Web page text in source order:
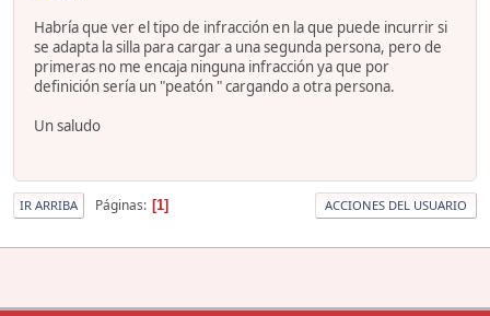
Habría que ver el tipo de infracción en la que puede incurrir si
se adapta la silla para cargar a una segunda persona, pero de
primeras no me encaja ninguna infracción ya que por
definición sería un "peatón " cargando a otra persona.
Un saludo
IR ARRIBA Páginas 1 ACCIONES DEL USUARIO